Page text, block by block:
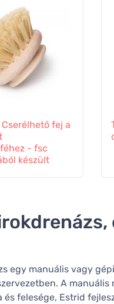
fej a
- fsc
készült
egy manuális vagy
A
és felesége, Estrid